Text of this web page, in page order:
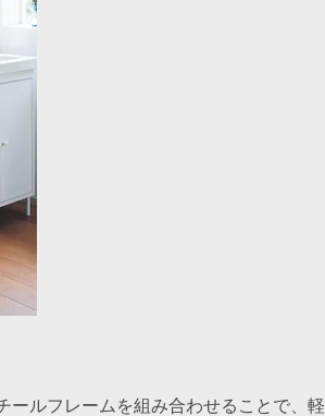
ールフレームを組み合わせることで、軽